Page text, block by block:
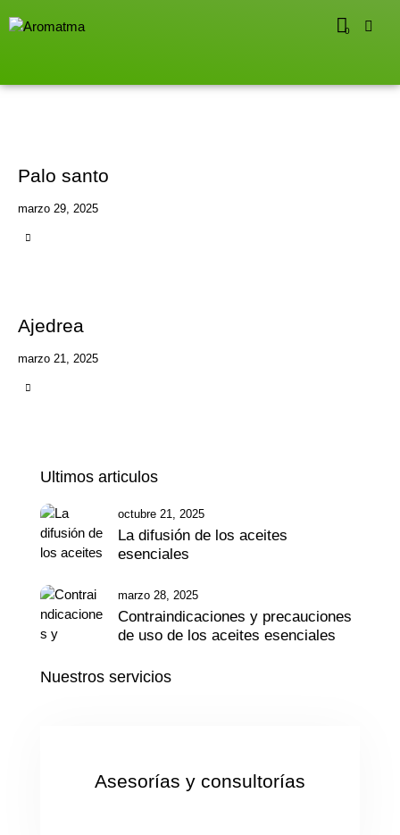
0
Palo santo
marzo 29, 2025
Ajedrea
marzo 21, 2025
Ultimos articulos
octubre 21, 2025
La difusión de los aceites
esenciales
marzo 28, 2025
Contraindicaciones y precauciones
de uso de los aceites esenciales
Nuestros servicios
Asesorías y consultorías